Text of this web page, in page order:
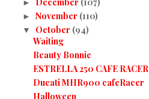
►
► November (110)
▼ October (94)
Waiting
Beauty Bonnie
ESTRELLA 250 CAFE RACER
Ducati MHR900 cafeRacer
Halloween